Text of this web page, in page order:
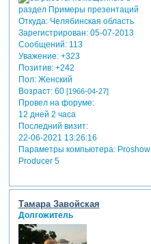
Откуда:Челябинская область
Зарегистрирован: 05-07-2013
Сообщений:113
Уважение: +323
Позитив: +242
Пол:Женский
Возраст:60 [1966-04-27]
Провел на форуме:
12 дней 2 часа
Последний визит:
22-06-2021 13:26:16
Параметры компьютера:Proshow
Producer 5
Тамара Завойская
Долгожитель